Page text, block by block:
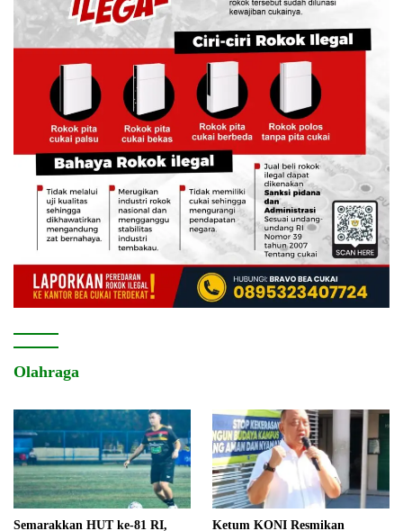
Olahraga
Semarakkan HUT ke-81 RI,
Ketum KONI Resmikan